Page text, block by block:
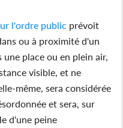
l'ordre public prévoit
ou à proximité d'un
place ou en plein air,
visible, et ne
même, sera considérée
et sera, sur
d'une peine